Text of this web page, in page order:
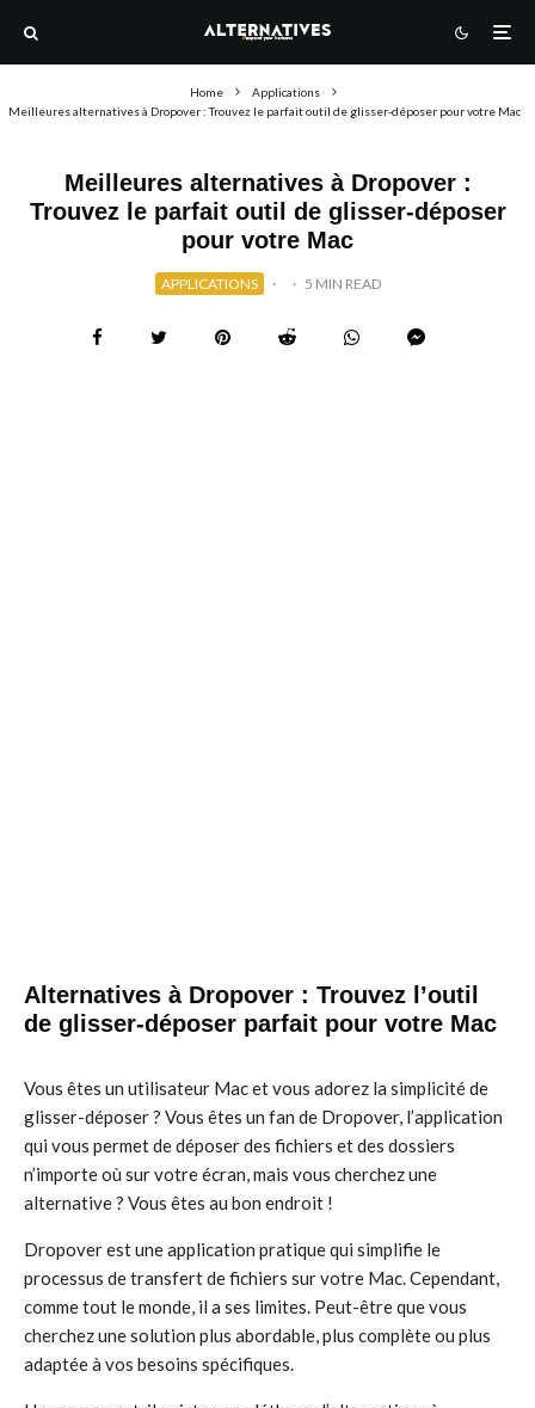
Home
Applications
Meilleures alternatives à Dropover : Trouvez le parfait outil de glisser-déposer pour votre Mac
Meilleures alternatives à Dropover :
Trouvez le parfait outil de glisser-déposer
pour votre Mac
APPLICATIONS · · 5 MIN READ
Alternatives à Dropover : Trouvez l’outil
de glisser-déposer parfait pour votre Mac
Vous êtes un utilisateur Mac et vous adorez la simplicité de
glisser-déposer ? Vous êtes un fan de Dropover, l’application
qui vous permet de déposer des fichiers et des dossiers
n’importe où sur votre écran, mais vous cherchez une
alternative ? Vous êtes au bon endroit !
Dropover est une application pratique qui simplifie le
processus de transfert de fichiers sur votre Mac. Cependant,
comme tout le monde, il a ses limites. Peut-être que vous
cherchez une solution plus abordable, plus complète ou plus
adaptée à vos besoins spécifiques.